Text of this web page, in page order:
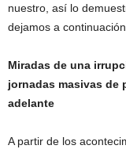
nuestro, así lo
dejamos a
Miradas de una
jornadas masivas de
adelante
A partir de los